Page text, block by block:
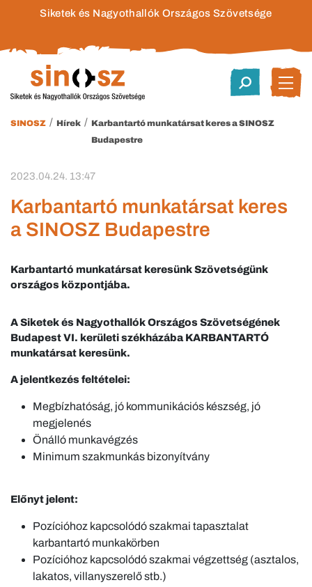
Siketek és Nagyothallók Országos Szövetsége
SINOSZ / Hírek / Karbantartó munkatársat keres a SINOSZ
Budapestre
2023.04.24. 13:47
Karbantartó munkatársat keres
a SINOSZ Budapestre
Karbantartó munkatársat keresünk Szövetségünk
országos központjába.
A Siketek és Nagyothallók Országos Szövetségének
Budapest VI. kerületi székházába KARBANTARTÓ
munkatársat keresünk.
A jelentkezés feltételei:
Megbízhatóság, jó kommunikációs készség, jó
megjelenés
Önálló munkavégzés
Minimum szakmunkás bizonyítvány
Előnyt jelent:
Pozícióhoz kapcsolódó szakmai tapasztalat
karbantartó munkakörben
Pozícióhoz kapcsolódó szakmai végzettség (asztalos,
lakatos, villanyszerelő stb.)